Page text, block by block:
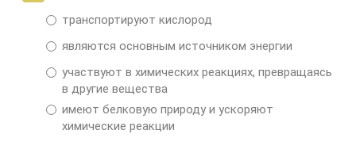
транспортируют кислород
являются основным источником энергии
участвуют в химических реакциях, превращаясь
в другие вещества
имеют белковую природу и ускоряют
химические реакции